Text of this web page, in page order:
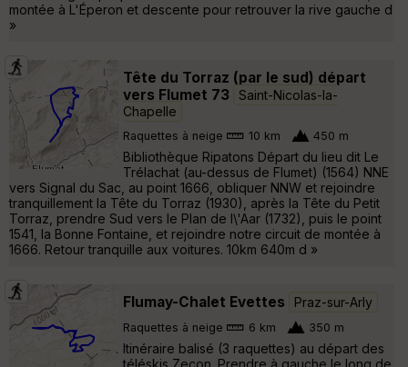
montée à L'Éperon et descente pour retrouver la rive gauche d
»
Tête du Torraz (par le sud) départ
vers Flumet 73
Saint-Nicolas-la-
Chapelle
Raquettes à neige 10 km 450 m
Bibliothèque Ripatons Départ du lieu dit Le
Trélachat (au-dessus de Flumet) (1564) NNE
vers Signal du Sac, au point 1666, obliquer NNW et rejoindre
tranquillement la Tête du Torraz (1930), après la Tête du Petit
Torraz, prendre Sud vers le Plan de l\'Aar (1732), puis le point
1541, la Bonne Fontaine, et rejoindre notre circuit de montée à
1666. Retour tranquille aux voitures. 10km 640m d »
Flumay-Chalet Evettes Praz-sur-Arly
Raquettes à neige 6 km 350 m
Itinéraire balisé (3 raquettes) au départ des
téléskis Zecon. Prendre à gauche le long de